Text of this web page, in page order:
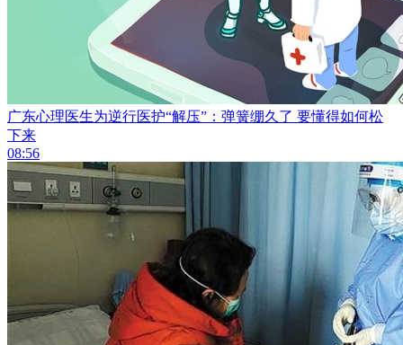
广东心理医生为逆行医护“解压”：弹簧绷久了 要懂得如何松
下来
08:56